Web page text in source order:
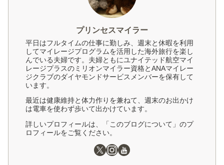
プリンセスマイラー
平日はフルタイムの仕事に勤しみ、週末と休暇を利用
してマイレージプログラムを活用した海外旅行を楽し
んでいる夫婦です。夫婦ともにユナイテッド航空マイ
レージプラスのミリオンマイラー資格とANAマイレー
ジクラブのダイヤモンドサービスメンバーを保有して
います。
最近は健康維持と体力作りを兼ねて、週末のお出かけ
は電車を使わず歩いて出かけています。
詳しいプロフィールは、「このブログについて」のプ
ロフィールをご覧ください。